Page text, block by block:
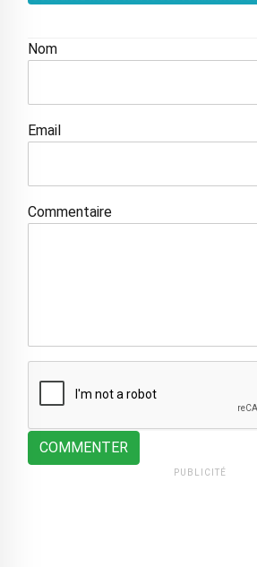
Nom
Email
Commentaire
COMMENTER
PUBLICITÉ